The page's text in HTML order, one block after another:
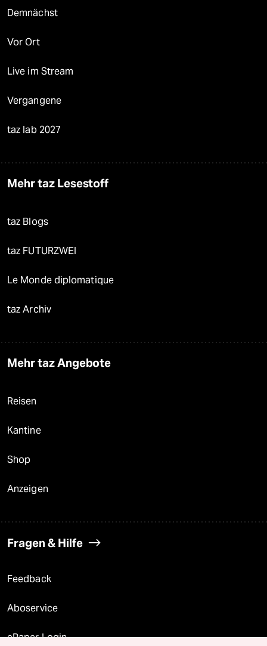
Demnächst
Vor Ort
Live im Stream
Vergangene
taz lab 2027
Mehr taz Lesestoff
taz Blogs
taz FUTURZWEI
Le Monde diplomatique
taz Archiv
Mehr taz Angebote
Reisen
Kantine
Shop
Anzeigen
Fragen & Hilfe
Feedback
Aboservice
ePaper Login